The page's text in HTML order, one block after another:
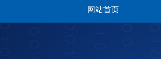
网站首页